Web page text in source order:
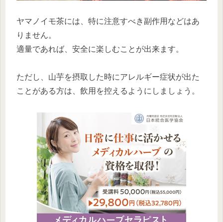
ヤマノイモ茶には、特に注意すべき副作用などはあ
りません。
適量であれば、安全に楽しむことが出来ます。
ただし、山芋を摂取した時にアレルギー症状が出た
ことがある方は、飲用を控えるようにしましょう。